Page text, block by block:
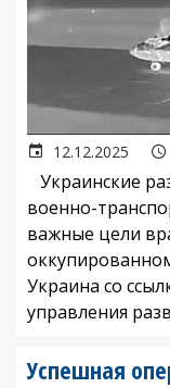
12.12.2025
Украинские
военно-
важные цели
Украина со
управления
Успешная